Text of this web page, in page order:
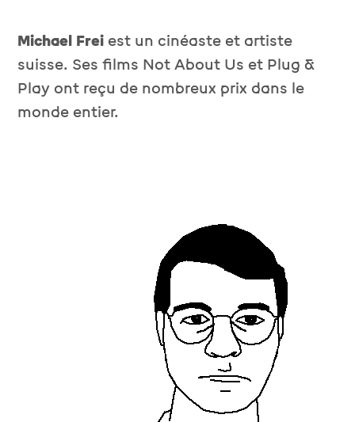
Michael Frei est un cinéaste et artiste
suisse. Ses films Not About Us et Plug &
Play ont reçu de nombreux prix dans le
monde entier.